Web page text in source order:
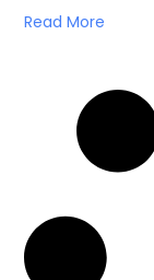
Read More